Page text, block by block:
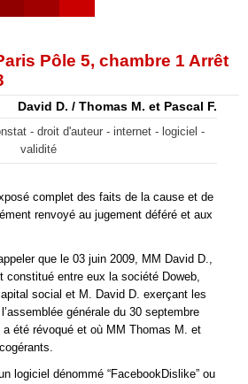
Pôle 5, chambre 1 Arrêt
David D. / Thomas M. et Pascal F.
- droit d'auteur - internet - logiciel -
validité
complet des faits de la cause et de
renvoyé au jugement déféré et aux
que le 03 juin 2009, MM David D.,
constitué entre eux la société Doweb,
social et M. David D. exerçant les
générale du 30 septembre
été révoqué et où MM Thomas M. et
logiciel dénommé “FacebookDislike” ou